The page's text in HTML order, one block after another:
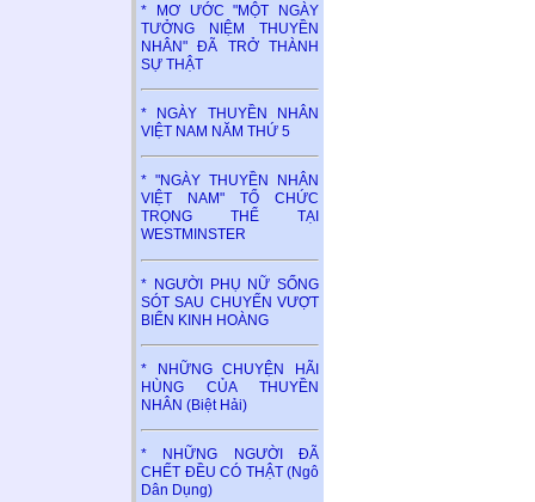
* MƠ ƯỚC "MỘT NGÀY
TƯỞNG NIỆM THUYỀN
NHÂN" ĐÃ TRỞ THÀNH
SỰ THẬT
* NGÀY THUYỀN NHÂN
VIỆT NAM NĂM THỨ 5
* "NGÀY THUYỀN NHÂN
VIỆT NAM" TỔ CHỨC
TRỌNG THỂ TẠI
WESTMINSTER
* NGƯỜI PHỤ NỮ SỐNG
SÓT SAU CHUYẾN VƯỢT
BIỂN KINH HOÀNG
* NHỮNG CHUYỆN HÃI
HÙNG CỦA THUYỀN
NHÂN (Biệt Hải)
* NHỮNG NGƯỜI ĐÃ
CHẾT ĐỀU CÓ THẬT (Ngô
Dân Dụng)